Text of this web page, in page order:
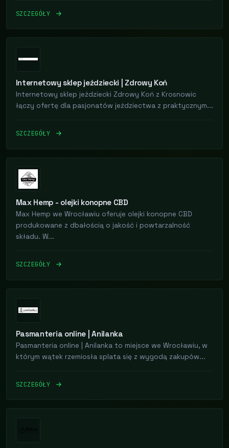
SZCZEGÓŁY
Internetowy sklep jeździecki | Zdrowy Koń
Internetowy sklep jeździecki Zdrowy Koń z Krosnowic
łączy ofertę dla pasjonatów jeździectwa z praktycznym...
SZCZEGÓŁY
Max Hemp - olejki konopne CBD
Max Hemp we Wrocławiu oferuje olejki konopne CBD
produkowane z dbałością o jakość i powtarzalność
składu. W...
SZCZEGÓŁY
Pasmanteria online | Anilanka
Pasmanteria online | Anilanka to miejsce we Wrocławiu, w
którym wątek rzemiosła splata się z wygodą zakupów...
SZCZEGÓŁY